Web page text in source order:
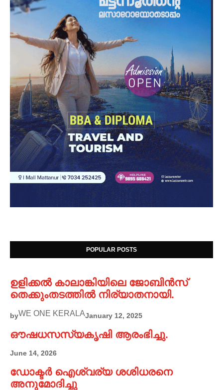
POPULAR POSTS
ഉളിക്കൽ കാലാങ്കിയിലെ ജോബിൻസ്
തെക്കുംതടത്തിൽ നിര്യാതനായി.
byWE ONE KERALAJanuary 12, 2025
ഔഷധസസ്യകൃഷി ആരംഭിച്ചു.
June 14, 2026
ഡോക്ടർ ഐശ്വര്യ ശശിധരനെ
അനുമോദിച്ചു